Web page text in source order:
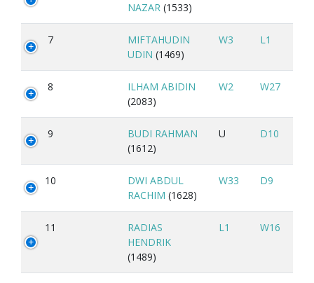
NAZAR (1533)
7
MIFTAHUDIN
UDIN (1469)
W3 L1
8
ILHAM ABIDIN
(2083)
W2 W27
9
BUDI RAHMAN
(1612)
U D10
10
DWI ABDUL
RACHIM (1628)
W33 D9
11
RADIAS
HENDRIK
(1489)
L1 W16